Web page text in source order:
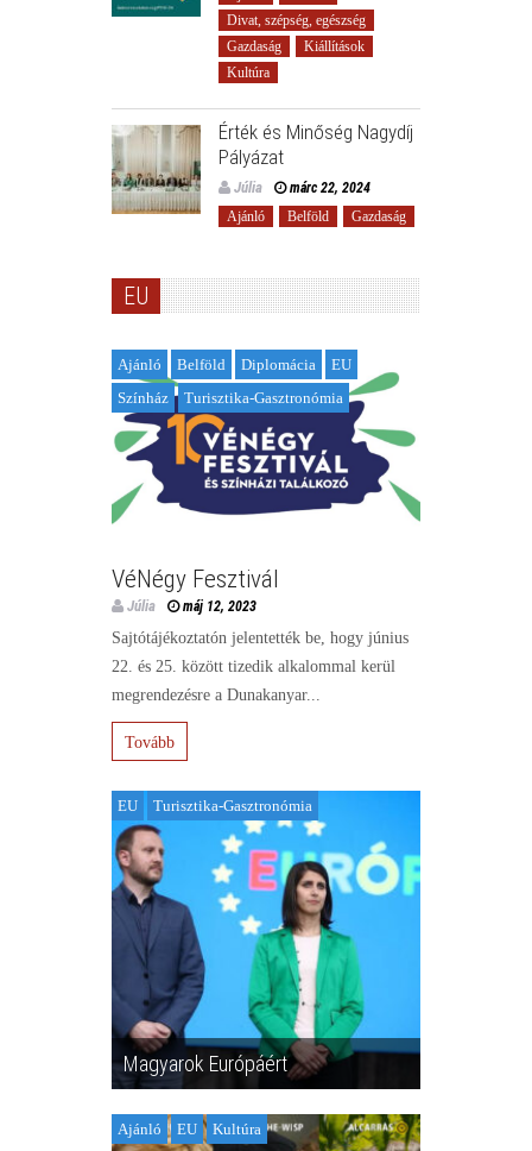
Divat, szépség, egészség
Gazdaság
Kiállítások
Kultúra
Érték és Minőség Nagydíj
Pályázat
Júlia
márc 22, 2024
Ajánló
Belföld Gazdaság
EU
Ajánló Belföld Diplomácia
EU
Színház
Turisztika-Gasztronómia
VéNégy Fesztivál
Júlia máj 12, 2023
Sajtótájékoztatón jelentették be, hogy június
22. és 25. között tizedik alkalommal kerül
megrendezésre a Dunakanyar...
Tovább
Magyarok Európáért
EU Turisztika-Gasztronómia
Ajánló EU Kultúra